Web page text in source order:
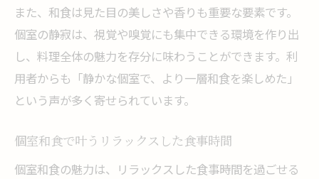
また、和食は見た目の美しさや香りも重要な要素です。
個室の静寂は、視覚や嗅覚にも集中できる環境を作り出
し、料理全体の魅力を存分に味わうことができます。利
用者からも「静かな個室で、より一層和食を楽しめた」
という声が多く寄せられています。
個室和食で叶うリラックスした食事時間
個室和食の魅力は、リラックスした食事時間を過ごせる